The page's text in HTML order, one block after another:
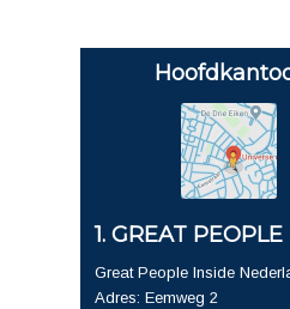
1. GREAT
Great People Inside
Adres: Eemweg 2